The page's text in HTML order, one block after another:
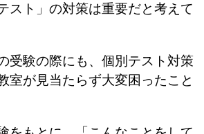
スト」の対策は重要だと考えて
受験の際にも、個別テスト対策
室が見当たらず大変困ったこと